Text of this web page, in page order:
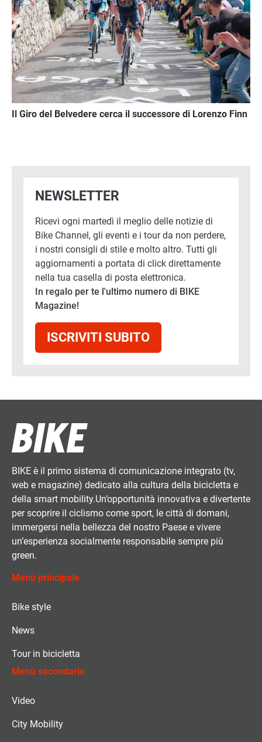
Il Giro del Belvedere cerca il successore di Lorenzo Finn
NEWSLETTER
Ricevi ogni martedì il meglio delle notizie di
Bike Channel, gli eventi e i tour da non perdere,
i nostri consigli di stile e molto altro. Tutti gli
aggiornamenti a portata di click direttamente
nella tua casella di posta elettronica.
In regalo per te l'ultimo numero di BIKE
Magazine!
ISCRIVITI SUBITO
BIKE è il primo sistema di comunicazione integrato (tv,
web e magazine) dedicato alla cultura della bicicletta e
della smart mobility.Un’opportunità innovativa e divertente
per scoprire il ciclismo come sport, le città di domani,
immergersi nella bellezza del nostro Paese e vivere
un’esperienza socialmente responsabile sempre più
green.
Menù principale
Bike style
News
Tour in bicicletta
Menù secondario
Video
City Mobility